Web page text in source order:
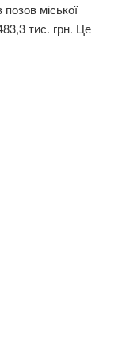
міської
тис. грн. Це